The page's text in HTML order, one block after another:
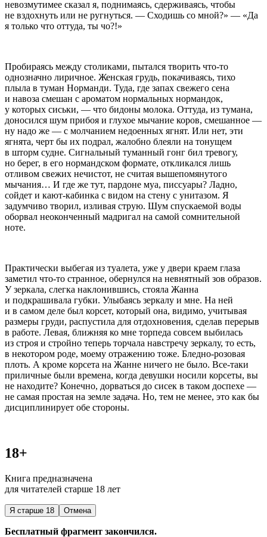
невозмутимее сказал я, поднимаясь, сдерживаясь, чтобы
не вздохнуть или не ругнуться. — Сходишь со мной?» — «Да
я только что оттуда, ты чо?!»
Пробираясь между столиками, пытался творить что-то
однозначно лиричное. Женская грудь, покачиваясь, тихо
плыла в туман Норманди. Туда, где запах свежего сена
и навоза смешан с ароматом нормальных нормандок,
у которых сиськи, — что бидоны молока. Оттуда, из тумана,
доносился шум прибоя и глухое мычание коров, смешанное —
ну надо же — с молчанием недоенных ягнят. Или нет, эти
ягнята, черт бы их подрал, жалобно блеяли на тонущем
в шторм судне. Сигнальный туманный гонг бил тревогу,
но берег, в его нормандском формате, откликался лишь
отливом свежих нечистот, не считая вышепомянутого
мычания… И где же тут, пардоне муа, писсуары? Ладно,
сойдет и кают-кабинка с видом на стену с унитазом. Я
задумчиво творил, изливая струю. Шум спускаемой воды
оборвал неоконченный мадригал на самой сомнительной
ноте.
Практически выбегая из туалета, уже у двери краем глаза
заметил что-то странное, обернулся на невнятный зов образов.
У зеркала, слегка наклонившись, стояла Жанна
и подкрашивала губки. Улыбаясь зеркалу и мне. На ней
и в самом деле был корсет, который она, видимо, учитывая
размеры груди, распустила для отдохновения, сделав перерыв
в работе. Левая, ближняя ко мне торпеда совсем выбилась
из строя и стройно теперь торчала навстречу зеркалу, то есть,
в некотором роде, моему отражению тоже. Бледно-розовая
плоть. А кроме корсета на Жанне ничего не было. Все-таки
приличные были времена, когда девушки носили корсеты, вы
не находите? Конечно, дорваться до сисек в таком доспехе —
не самая простая на земле задача. Но, тем не менее, это как бы
дисциплинирует обе стороны.
18+
Книга предназначена
для читателей старше 18 лет
Я старше 18 Отмена
Бесплатный фрагмент закончился.